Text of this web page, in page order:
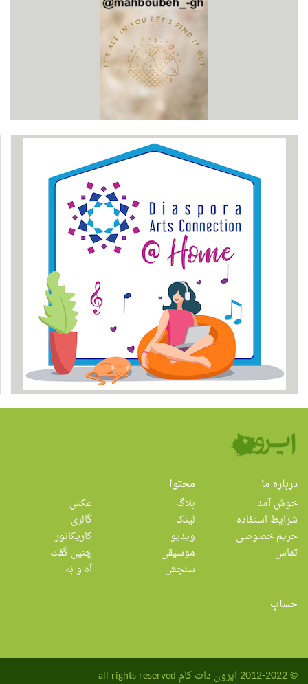
درباره ما
خوش آمد
شرایط استفاده
حریم خصوصی
تماس
محتوا
بلاگ
لینک
ویدیو
موسیقی
سنجش
عکس
گالری
کاریکاتور
چنین گفت
اَه و بَه
حساب
© 2012-2022 ایرون دات کام all rights reserved